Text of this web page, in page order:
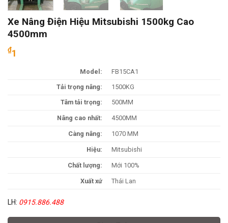
Xe Nâng Điện Hiệu Mitsubishi 1500kg Cao
4500mm
₫1
Model:
FB15CA1
Tải trọng nâng:
1500KG
Tâm tải trọng:
500MM
Nâng cao nhất: 4500MM
Càng nâng: 1070 MM
Hiệu: Mitsubishi
Chất lượng: Mới 100%
Xuất xứ Thái Lan
LH: 0915.886.488